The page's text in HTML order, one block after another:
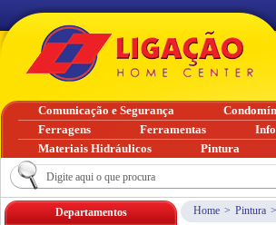
Home > Pintura >
Departamentos
Comunicação e Segurança
Ferragens
Ferramentas
Materiais Hidráulicos
Pintura